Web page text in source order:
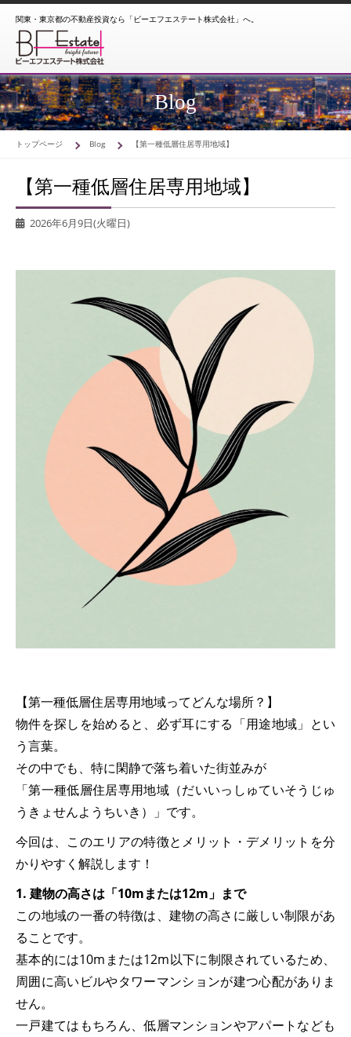
関東・東京都の不動産投資なら「ビーエフエステート株式会社」へ。
Blog
トップページ Blog 【第一種低層住居専用地域】
【第一種低層住居専用地域】
2026年6月9日(火曜日)
【第一種低層住居専用地域ってどんな場所？】
物件を探しを始めると、必ず耳にする「用途地域」とい
う言葉。
その中でも、特に閑静で落ち着いた街並みが
「第一種低層住居専用地域（だいいっしゅていそうじゅ
うきょせんようちいき）」です。
今回は、このエリアの特徴とメリット・デメリットを分
かりやすく解説します！
1. 建物の高さは「10mまたは12m」まで
この地域の一番の特徴は、建物の高さに厳しい制限があ
ることです。
基本的には10mまたは12m以下に制限されているため、
周囲に高いビルやタワーマンションが建つ心配がありま
せん。
一戸建てはもちろん、低層マンションやアパートなども